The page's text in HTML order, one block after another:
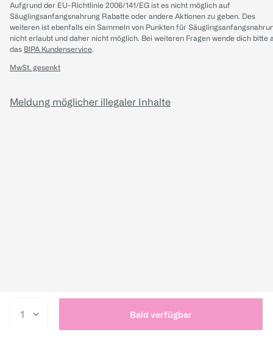
Bald verfügbar
Aufgrund der EU-Richtlinie 2006/141/EG ist es nicht möglich auf
Säuglingsanfangsnahrung Rabatte oder andere Aktionen zu geben. Des
weiteren ist ebenfalls ein Sammeln von Punkten für
nicht erlaubt und daher nicht möglich. Bei weiteren Fragen wende dich bitte
das BIPA Kundenservice.
MwSt. gesenkt
Meldung möglicher illegaler Inhalte